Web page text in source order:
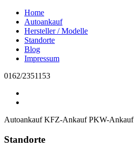
Home
Autoankauf
Hersteller / Modelle
Standorte
Blog
Impressum
0162/2351153
Autoankauf KFZ-Ankauf PKW-Ankauf
Standorte